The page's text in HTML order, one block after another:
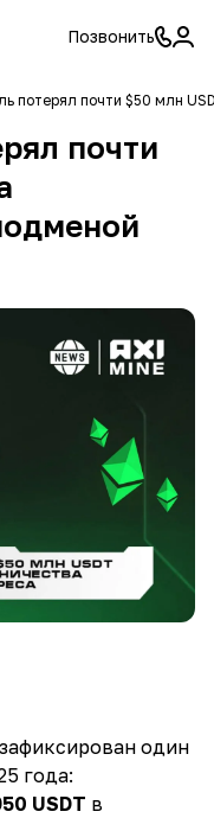
Позвонить
потерял почти $50 млн
почти
один
года:
USDT в